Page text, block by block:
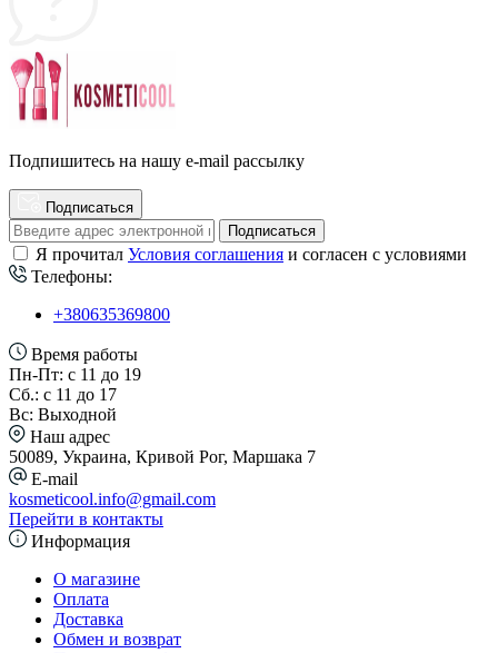
Подпишитесь на нашу e-mail рассылку
Подписаться
Подписаться
Я прочитал Условия соглашения и согласен с условиями
Телефоны:
+380635369800
Время работы
Пн-Пт: с 11 до 19
Сб.: с 11 до 17
Вс: Выходной
Наш адрес
50089, Украина, Кривой Рог, Маршака 7
E-mail
kosmeticool.info@gmail.com
Перейти в контакты
Информация
О магазине
Оплата
Доставка
Обмен и возврат